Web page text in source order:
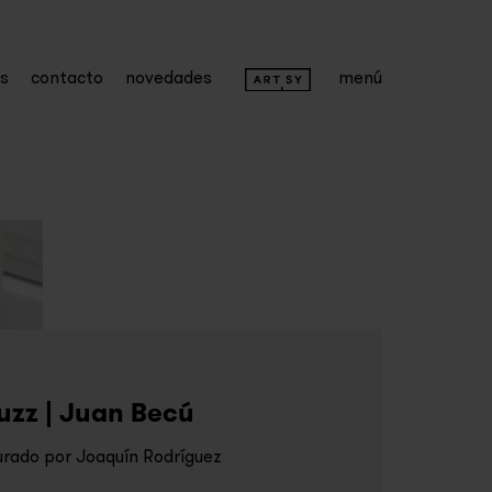
contacto novedades menú
| Juan Becú
por Joaquín Rodríguez